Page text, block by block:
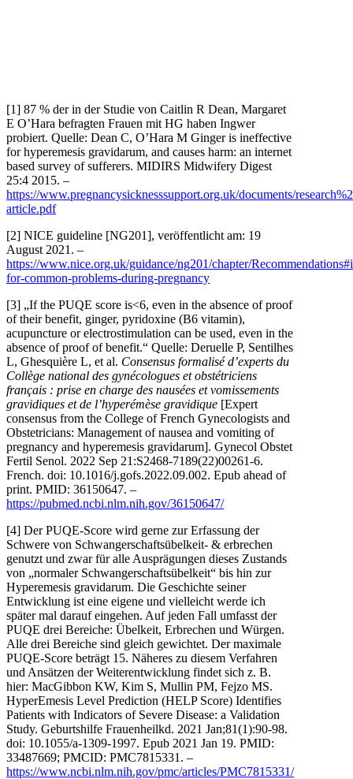
[1] 87 % der in der Studie von Caitlin R Dean, Margaret
E O’Hara befragten Frauen mit HG haben Ingwer
probiert. Quelle: Dean C, O’Hara M Ginger is ineffective
for hyperemesis gravidarum, and causes harm: an internet
based survey of sufferers. MIDIRS Midwifery Digest
25:4 2015. –
https://www.pregnancysicknesssupport.org.uk/documents/
article.pdf
[2] NICE guideline [NG201], veröffentlicht am: 19
August 2021. –
https://www.nice.org.uk/guidance/ng201/chapter/
for-common-problems-during-pregnancy
[3] „If the PUQE score is<6, even in the absence of proof
of their benefit, ginger, pyridoxine (B6 vitamin),
acupuncture or electrostimulation can be used, even in the
absence of proof of benefit.“ Quelle: Deruelle P, Sentilhes
L, Ghesquière L, et al. Consensus formalisé d’experts du
Collège national des gynécologues et obstétriciens
français : prise en charge des nausées et vomissements
gravidiques et de l’hyperémèse gravidique [Expert
consensus from the College of French Gynecologists and
Obstetricians: Management of nausea and vomiting of
pregnancy and hyperemesis gravidarum]. Gynecol Obstet
Fertil Senol. 2022 Sep 21:S2468-7189(22)00261-6.
French. doi: 10.1016/j.gofs.2022.09.002. Epub ahead of
print. PMID: 36150647. –
https://pubmed.ncbi.nlm.nih.gov/36150647/
[4] Der PUQE-Score wird gerne zur Erfassung der
Schwere von Schwangerschaftsübelkeit- & erbrechen
genutzt und zwar für alle Ausprägungen dieses Zustands
von „normaler Schwangerschaftsübelkeit“ bis hin zur
Hyperemesis gravidarum. Die Geschichte seiner
Entwicklung ist eine eigene und vielleicht werde ich
später mal darauf eingehen. Auf jeden Fall umfasst der
PUQE drei Bereiche: Übelkeit, Erbrechen und Würgen.
Alle drei Bereiche sind gleich gewichtet. Der maximale
PUQE-Score beträgt 15. Näheres zu diesem Verfahren
und Ansätzen der Weiterentwicklung findet sich z. B.
hier: MacGibbon KW, Kim S, Mullin PM, Fejzo MS.
HyperEmesis Level Prediction (HELP Score) Identifies
Patients with Indicators of Severe Disease: a Validation
Study. Geburtshilfe Frauenheilkd. 2021 Jan;81(1):90-98.
doi: 10.1055/a-1309-1997. Epub 2021 Jan 19. PMID:
33487669; PMCID: PMC7815331. –
https://www.ncbi.nlm.nih.gov/pmc/articles/PMC7815331/